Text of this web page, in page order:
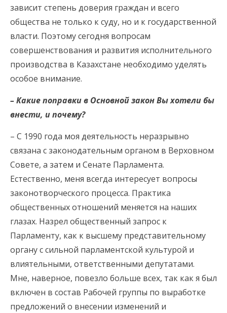
зависит степень доверия граждан и всего
общества не только к суду, но и к государственной
власти. Поэтому сегодня вопросам
совершенствования и развития исполнительного
производства в Казахстане необходимо уделять
особое внимание.
– Какие поправки в Основной закон Вы хотели бы
внести, и почему?
– С 1990 года моя деятельность неразрывно
связана с законодательным органом в Верховном
Совете, а затем и Сенате Парламента.
Естественно, меня всегда интересует вопросы
законотворческого процесса. Практика
общественных отношений меняется на наших
глазах. Назрел общественный запрос к
Парламенту, как к высшему представительному
органу с сильной парламентской культурой и
влиятельными, ответственными депутатами.
Мне, наверное, повезло больше всех, так как я был
включен в состав Рабочей группы по выработке
предложений о внесении изменений и